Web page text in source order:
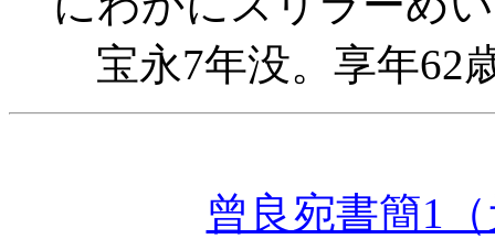
宝永7年没。享年62
曾良宛書簡1